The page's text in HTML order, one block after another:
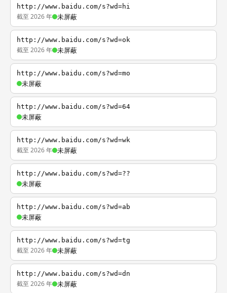
http://www.baidu.com/s?wd=hi
截至 2026 年 未屏蔽
http://www.baidu.com/s?wd=ok
截至 2026 年 未屏蔽
http://www.baidu.com/s?wd=mo
未屏蔽
http://www.baidu.com/s?wd=64
未屏蔽
http://www.baidu.com/s?wd=wk
截至 2026 年 未屏蔽
http://www.baidu.com/s?wd=??
未屏蔽
http://www.baidu.com/s?wd=ab
未屏蔽
http://www.baidu.com/s?wd=tg
截至 2026 年 未屏蔽
http://www.baidu.com/s?wd=dn
截至 2026 年 未屏蔽